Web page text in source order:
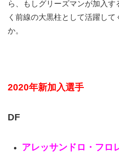
ら、もしグリーズマンが加入
く前線の大黒柱として活躍して
か。
2020年新加入選手
DF
アレッサンドロ・フロ